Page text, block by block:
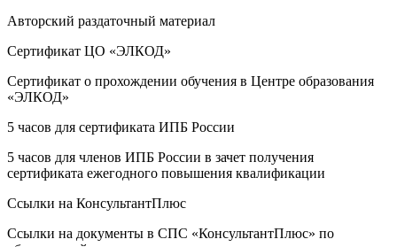
Авторский раздаточный материал
Сертификат ЦО «ЭЛКОД»
Сертификат о прохождении обучения в Центре образования
«ЭЛКОД»
5 часов для сертификата ИПБ России
5 часов для членов ИПБ России в зачет получения
сертификата ежегодного повышения квалификации
Ссылки на КонсультантПлюс
Ссылки на документы в СПС «КонсультантПлюс» по